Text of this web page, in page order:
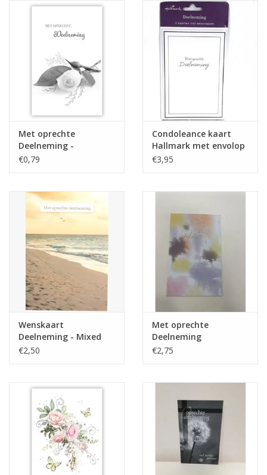
Feestartikelen
Vitaliteit
OUTLET
Horloge
Tafelen
Kalenders
Keuken textiele
Bakken & Braden
Weckpotten
Met oprechte
Deelneming -
PrimeurCards- met
€0,79
Condoleance kaart
Hallmark met envolop
5st
€3,95
Wenskaart
Deelneming - Mixed
Emotions 188
€2,50
Met oprechte
Deelneming
€2,75